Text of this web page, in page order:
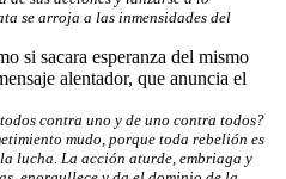
se arroja a las inmensidades del
si sacara esperanza del mismo
alentador, que anuncia el
contra uno y de uno contra todos?
mudo, porque toda rebelión es
lucha. La acción aturde, embriaga y